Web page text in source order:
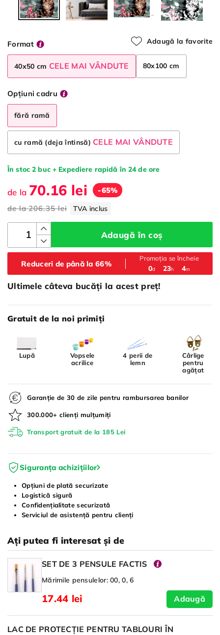
Adaugă la favorite
Format
40x50 cm CELE MAI VÂNDUTE 80x100 cm
Opțiuni cadru
fără ramă
cu ramă (deja întinsă) CELE MAI VÂNDUTE
În stoc 2 buc + Expediere rapidă în 24 de ore
de la 70.16 lei
-65%
de la206.35 lei TVA inclus
Adaugă în coș
Reduceri de până la 66%
Promoția se încheie
0d 23h 4m
Ultimele câteva bucăți la acest preț!
Gratuit de la noi primiți
Lupă
Vopsele
acrilice
4 perii de
lemn
Cârlige
pentru
agățat
Garanție de 30 de zile pentru rambursarea banilor
300.000+ clienți mulțumiți
Transport gratuit de la 185 Lei
Siguranța achizițiilor
Opțiuni de plată securizate
Logistică sigură
Confidențialitate securizată
Serviciul de asistență pentru clienți
Ați putea fi interesat și de
SET DE 3 PENSULE FACTIS
Mărimile pensulelor: 00, 0, 6
17.44 lei Adaugă
LAC DE PROTECȚIE PENTRU TABLOURI ÎN